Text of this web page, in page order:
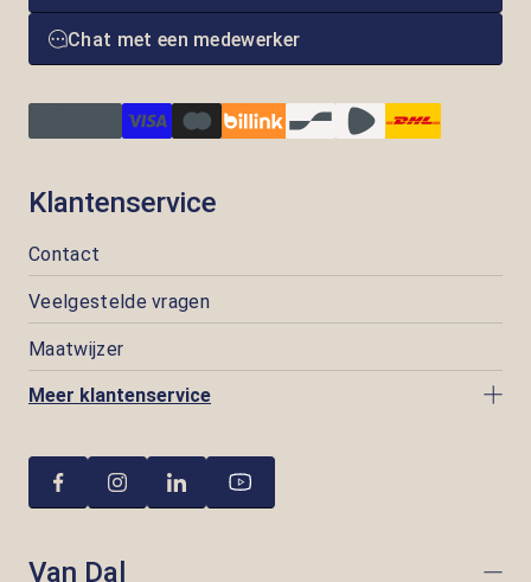
Chat met een medewerker
Klantenservice
Contact
Veelgestelde vragen
Maatwijzer
Meer klantenservice
Van Dal